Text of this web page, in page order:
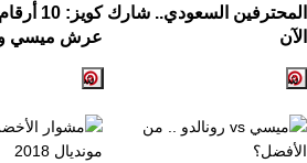
المحترفين السعودي.. شارك
الآن
كويز: 10
عرش ميسي